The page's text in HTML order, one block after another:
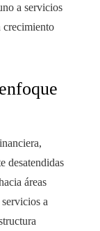
a servicios
crecimiento
desatendidas
áreas
a